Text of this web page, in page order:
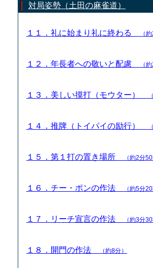
対局姿勢（土田の麻雀道）
１１．礼に始まり礼に終わる （
１２．年長者への敬いと配慮 （
１３．美しい摸打（モウター）
１４．推牌（トイパイの励行）
１５．第１打の置き場所 （約2分50
１６．チー・ポンの作法 （約5分20
１７．リーチ宣言の作法 （約3分30
１８．開門の作法 （約8分）